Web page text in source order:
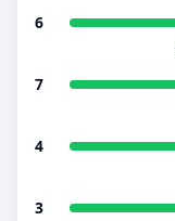
6
7
4
3